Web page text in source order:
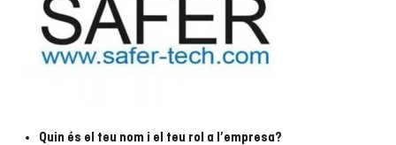
Quin és el teu nom i el teu rol a l’empresa?